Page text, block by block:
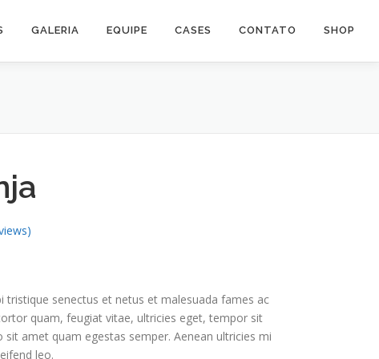
GALERIA EQUIPE CASES CONTATO SHOP
tristique senectus et netus et malesuada fames ac
quam, feugiat vitae, ultricies eget, tempor sit
amet quam egestas semper. Aenean ultricies mi
leo.